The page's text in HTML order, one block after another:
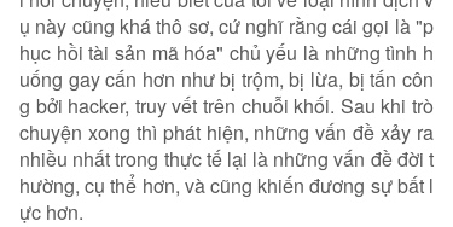
h giá kỹ từng trường hợp cụ thể (khả năng thu h
ồi, nguyên nhân đóng băng...) và không đưa ra c
am kết chắc chắn trước. Bài viết cũng giới thiệu
về việc tác giả đã hợp tác với một đội ngũ chuy
ên nghiệp trong lĩnh vực này. Họ cung cấp dịch
vụ đánh giá ban đầu cho các sự cố như chuyển
nhầm chain, quên memo, ví lỗi, khôi phục seed p
hrase khó, tài khoản sà
ụ này cũng khá thô sơ, cứ nghĩ rằng cái gọi là "p
hục hồi tài sản mã hóa" chủ yếu là những tình h
uống gay cấn hơn như bị trộm, bị lừa, bị tấn côn
g bởi hacker, truy vết trên chuỗi khối. Sau khi trò
chuyện xong thì phát hiện, những vấn đề xảy ra
nhiều nhất trong thực tế lại là những vấn đề đời t
hường, cụ thể hơn, và cũng khiến đương sự bất l
ực hơn.